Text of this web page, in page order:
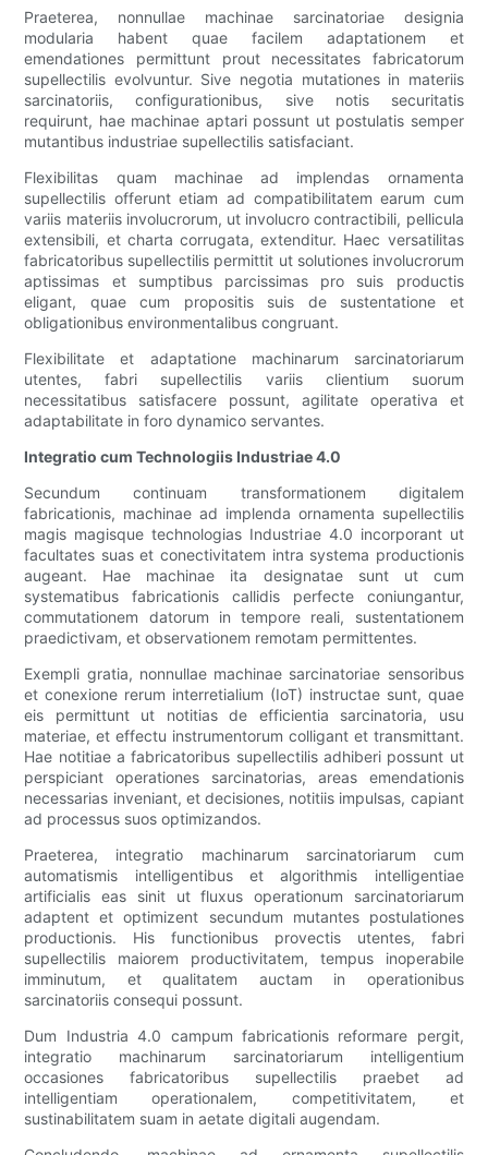
Praeterea, nonnullae machinae sarcinatoriae designia
modularia habent quae facilem adaptationem et
emendationes permittunt prout necessitates fabricatorum
supellectilis evolvuntur. Sive negotia mutationes in materiis
sarcinatoriis, configurationibus, sive notis securitatis
requirunt, hae machinae aptari possunt ut postulatis semper
mutantibus industriae supellectilis satisfaciant.
Flexibilitas quam machinae ad implendas ornamenta
supellectilis offerunt etiam ad compatibilitatem earum cum
variis materiis involucrorum, ut involucro contractibili, pellicula
extensibili, et charta corrugata, extenditur. Haec versatilitas
fabricatoribus supellectilis permittit ut solutiones involucrorum
aptissimas et sumptibus parcissimas pro suis productis
eligant, quae cum propositis suis de sustentatione et
obligationibus environmentalibus congruant.
Flexibilitate et adaptatione machinarum sarcinatoriarum
utentes, fabri supellectilis variis clientium suorum
necessitatibus satisfacere possunt, agilitate operativa et
adaptabilitate in foro dynamico servantes.
Integratio cum Technologiis Industriae 4.0
Secundum continuam transformationem digitalem
fabricationis, machinae ad implenda ornamenta supellectilis
magis magisque technologias Industriae 4.0 incorporant ut
facultates suas et conectivitatem intra systema productionis
augeant. Hae machinae ita designatae sunt ut cum
systematibus fabricationis callidis perfecte coniungantur,
commutationem datorum in tempore reali, sustentationem
praedictivam, et observationem remotam permittentes.
Exempli gratia, nonnullae machinae sarcinatoriae sensoribus
et conexione rerum interretialium (IoT) instructae sunt, quae
eis permittunt ut notitias de efficientia sarcinatoria, usu
materiae, et effectu instrumentorum colligant et transmittant.
Hae notitiae a fabricatoribus supellectilis adhiberi possunt ut
perspiciant operationes sarcinatorias, areas emendationis
necessarias inveniant, et decisiones, notitiis impulsas, capiant
ad processus suos optimizandos.
Praeterea, integratio machinarum sarcinatoriarum cum
automatismis intelligentibus et algorithmis intelligentiae
artificialis eas sinit ut fluxus operationum sarcinatoriarum
adaptent et optimizent secundum mutantes postulationes
productionis. His functionibus provectis utentes, fabri
supellectilis maiorem productivitatem, tempus inoperabile
imminutum, et qualitatem auctam in operationibus
sarcinatoriis consequi possunt.
Dum Industria 4.0 campum fabricationis reformare pergit,
integratio machinarum sarcinatoriarum intelligentium
occasiones fabricatoribus supellectilis praebet ad
intelligentiam operationalem, competitivitatem, et
sustinabilitatem suam in aetate digitali augendam.